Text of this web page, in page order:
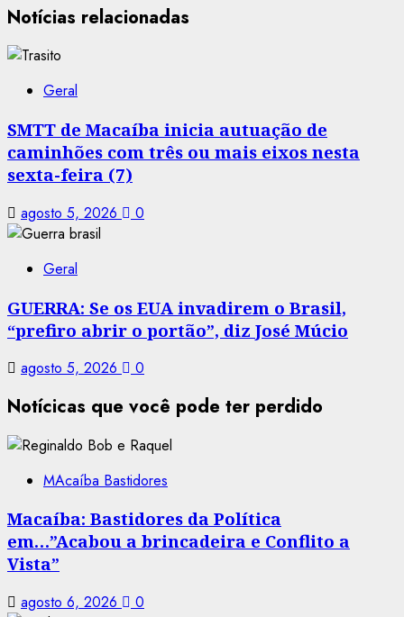
Notícias relacionadas
Geral
SMTT de Macaíba inicia autuação de
caminhões com três ou mais eixos nesta
sexta-feira (7)
agosto 5, 2026 0
Geral
GUERRA: Se os EUA invadirem o Brasil,
“prefiro abrir o portão”, diz José Múcio
agosto 5, 2026 0
Notícicas que você pode ter perdido
MAcaíba Bastidores
Macaíba: Bastidores da Política
em…”Acabou a brincadeira e Conflito a
Vista”
agosto 6, 2026 0